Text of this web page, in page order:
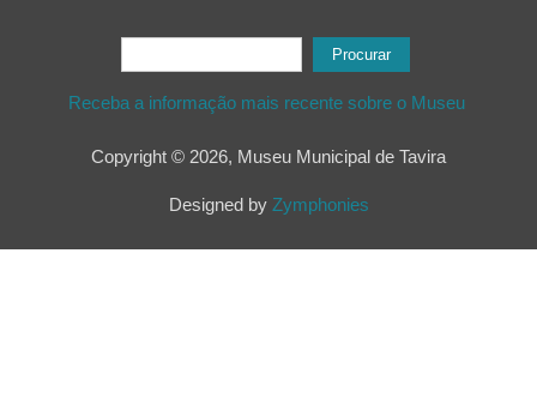
Formulário de procura
Receba a informação mais recente sobre o Museu
Copyright © 2026, Museu Municipal de Tavira
Designed by Zymphonies